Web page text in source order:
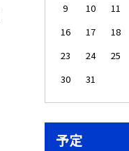
9
10 11
16
17 18
23
24 25
30
31
予定